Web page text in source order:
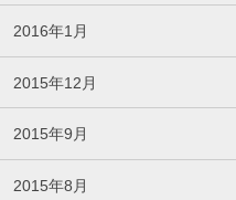
2016年1月
2015年12月
2015年9月
2015年8月